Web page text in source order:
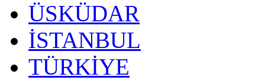
ÜSKÜDAR
İSTANBUL
TÜRKİYE